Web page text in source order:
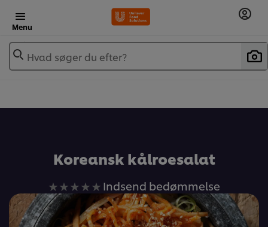
Menu
Hvad søger du efter?
Koreansk kålroesalat
Ingen
bedømmelser
indsendt
Indsend bedømmelse